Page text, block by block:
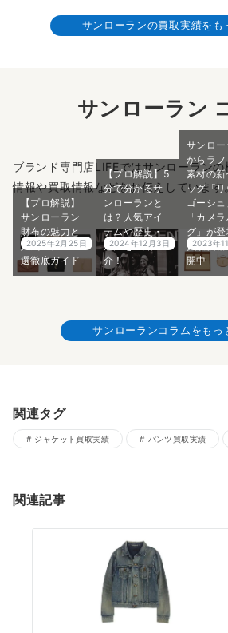
サンローランの買取実績をも
サンローラン
ブランド専門店LIFEではサンローラン
情報や買取情報などをお伝えしています
【プロ解説】
サンローラン
財布の魅力と
人気モデル15
選徹底ガイド
2025年2月25日
【プロ解説】5
分で分かるサ
ンローランと
は？人気アイ
テムや歴史・
魅力をご紹
介！
2024年12月3日
サンロー
からラフ
素材の新
ッグ「リ
ゴーシ
「カメ
グ」が登
買取価格
開中
2023年
サンローランコラムをもっ
関連タグ
ジャケット買取実績 パンツ買取実績
関連記事